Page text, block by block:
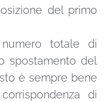
del primo
totale di
spostamento del
è sempre bene
di